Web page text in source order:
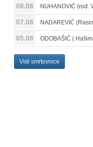
08.08 NUHANOVIĆ (rođ.
07.08 NADAREVIĆ
05.08 ODOBAŠIĆ (
Vidi smrtovnice